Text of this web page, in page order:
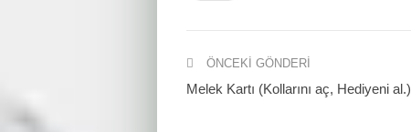
ÖNCEKI GÖNDERI
Melek Kartı (Kollarını aç, Hediyeni al.)